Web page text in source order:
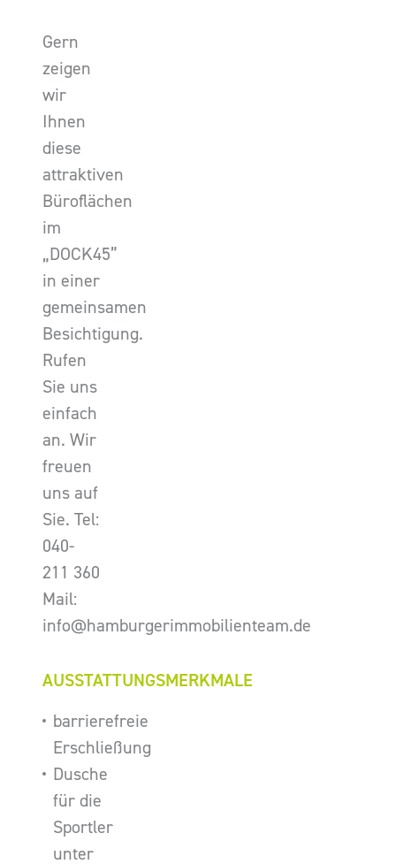
Gern
zeigen
wir
Ihnen
diese
attraktiven
Büroflächen
im
„DOCK45”
in einer
gemeinsamen
Besichtigung.
Rufen
Sie uns
einfach
an. Wir
freuen
uns auf
Sie. Tel:
040-
211 360
Mail:
info@hamburgerimmobilienteam.de
AUSSTATTUNGSMERKMALE
barrierefreie
Erschließung
Dusche
für die
Sportler
unter